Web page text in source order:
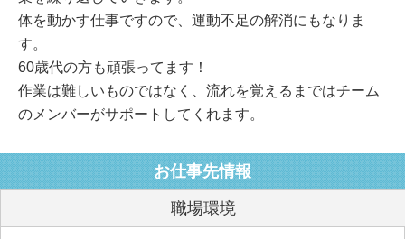
体を動かす仕事ですので、運動不足の解消にもなりま
す。
60歳代の方も頑張ってます！
作業は難しいものではなく、流れを覚えるまではチーム
のメンバーがサポートしてくれます。
お仕事先情報
職場環境